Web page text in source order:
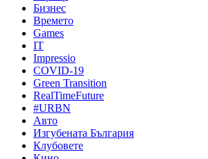
Бизнес
Времето
Games
IT
Impressio
COVID-19
Green Transition
RealTimeFuture
#URBN
Авто
Изгубената България
Клубовете